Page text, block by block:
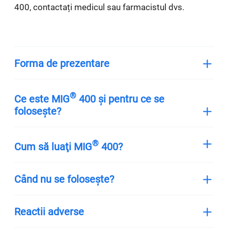
400, contactați medicul sau farmacistul dvs.
Forma de prezentare
Ce este MIG® 400 și pentru ce se
folosește?
Cum să luaţi MIG® 400?
Când nu se folosește?
Reactii adverse